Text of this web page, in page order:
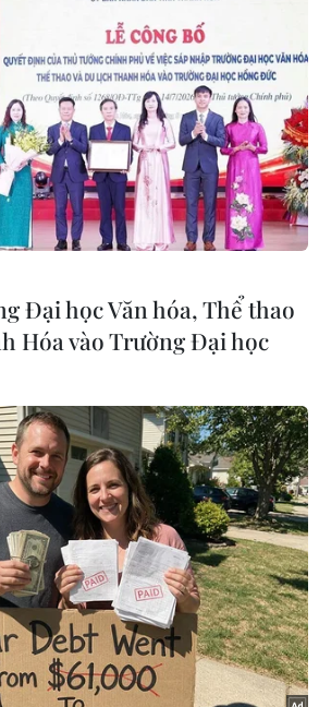
là đối tượng không nghề nghiệp
mình là nhà báo nghỉ hưu có mối
biết nhiều lãnh đạo và có khả
người khi bị khởi tố.
học Trà Vinh bị bắt cóc,
của trường Đại học Trà Vinh bị
Đại học Văn hóa, Thể thao
Hóa vào Trường Đại học